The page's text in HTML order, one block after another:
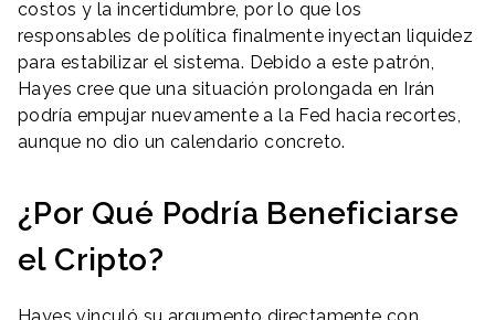
costos y la incertidumbre, por lo que los
responsables de política finalmente inyectan liquidez
para estabilizar el sistema. Debido a este patrón,
Hayes cree que una situación prolongada en Irán
podría empujar nuevamente a la Fed hacia recortes,
aunque no dio un calendario concreto.
¿Por Qué Podría Beneficiarse
el Cripto?